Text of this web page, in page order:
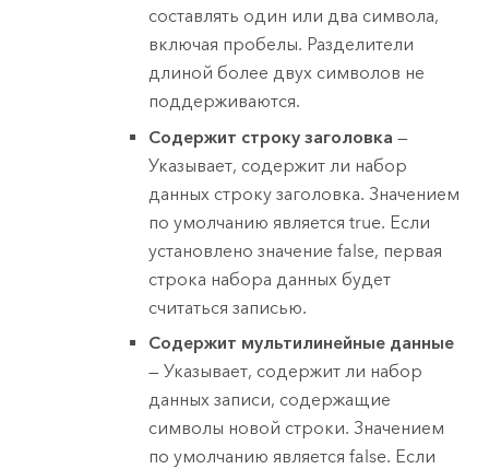
составлять один или два символа,
включая пробелы. Разделители
длиной более двух символов не
поддерживаются.
Содержит строку заголовка —
Указывает, содержит ли набор
данных строку заголовка. Значением
по умолчанию является true. Если
установлено значение false, первая
строка набора данных будет
считаться записью.
Содержит мультилинейные данные
— Указывает, содержит ли набор
данных записи, содержащие
символы новой строки. Значением
по умолчанию является false. Если